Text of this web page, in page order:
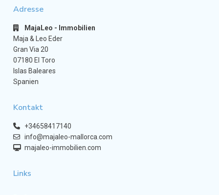
Adresse
MajaLeo - Immobilien
Maja & Leo Eder
Gran Via 20
07180 El Toro
Islas Baleares
Spanien
Kontakt
+34658417140
info@majaleo-mallorca.com
majaleo-immobilien.com
Links